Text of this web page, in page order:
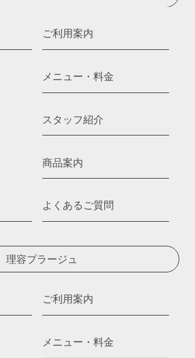
ご利用案内
メニュー・料金
スタッフ紹介
商品案内
よくあるご質問
理容プラージュ
ご利用案内
メニュー・料金